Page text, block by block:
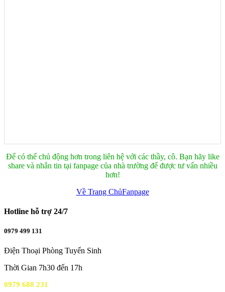
Để có thể chủ động hơn trong liên hệ với các thầy, cô. Bạn hãy like
share và nhắn tin tại fanpage của nhà trường để được tư vấn nhiều
hơn!
Về Trang ChủFanpage
Hotline hỗ trợ 24/7
0979 499 131
Điện Thoại Phòng Tuyển Sinh
Thời Gian 7h30 đến 17h
0979 688 231